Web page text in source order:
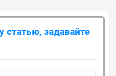
статью, задавайте